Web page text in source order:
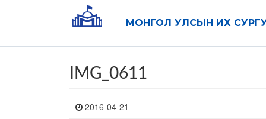
МОНГОЛ УЛСЫН ИХ
IMG_0611
2016-04-21